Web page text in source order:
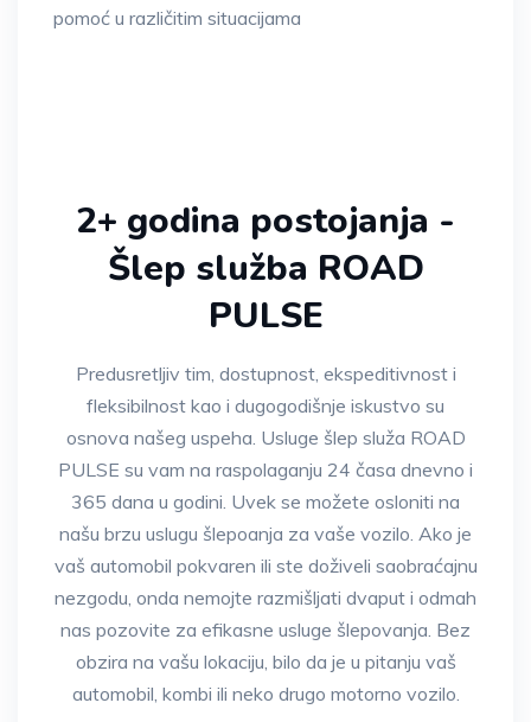
pomoć u različitim situacijama
2+ godina postojanja -
Šlep služba ROAD
PULSE
Predusretljiv tim, dostupnost, ekspeditivnost i
fleksibilnost kao i dugogodišnje iskustvo su
osnova našeg uspeha. Usluge šlep služa ROAD
PULSE su vam na raspolaganju 24 časa dnevno i
365 dana u godini. Uvek se možete osloniti na
našu brzu uslugu šlepoanja za vaše vozilo. Ako je
vaš automobil pokvaren ili ste doživeli saobraćajnu
nezgodu, onda nemojte razmišljati dvaput i odmah
nas pozovite za efikasne usluge šlepovanja. Bez
obzira na vašu lokaciju, bilo da je u pitanju vaš
automobil, kombi ili neko drugo motorno vozilo.